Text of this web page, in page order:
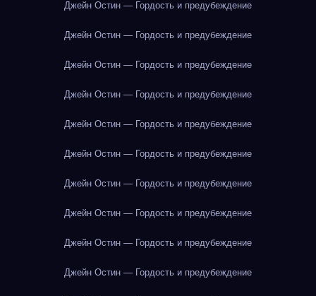
Джейн Остин — Гордость и предубеждение
Джейн Остин — Гордость и предубеждение
Джейн Остин — Гордость и предубеждение
Джейн Остин — Гордость и предубеждение
Джейн Остин — Гордость и предубеждение
Джейн Остин — Гордость и предубеждение
Джейн Остин — Гордость и предубеждение
Джейн Остин — Гордость и предубеждение
Джейн Остин — Гордость и предубеждение
Джейн Остин — Гордость и предубеждение